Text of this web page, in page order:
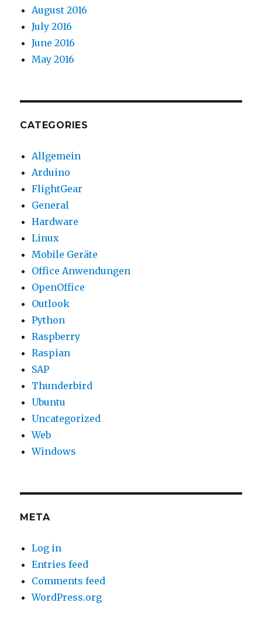
August 2016
July 2016
June 2016
May 2016
CATEGORIES
Allgemein
Arduino
FlightGear
General
Hardware
Linux
Mobile Geräte
Office Anwendungen
OpenOffice
Outlook
Python
Raspberry
Raspian
SAP
Thunderbird
Ubuntu
Uncategorized
Web
Windows
META
Log in
Entries feed
Comments feed
WordPress.org